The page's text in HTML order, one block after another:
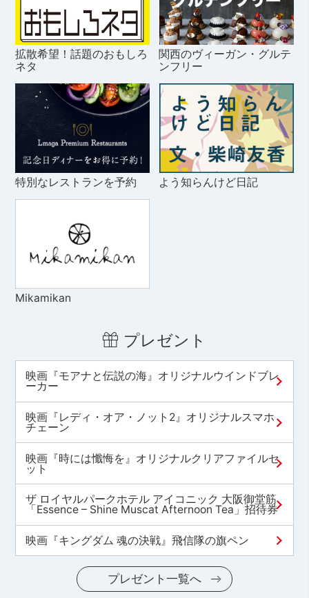
拡散希望！話題のおもしろ
ネタ
関西のヴィーガン・グルテ
ンフリー
特別なレストランを予約 よう知らんけど日記
Mikamikan
プレゼント
映画『モアナと伝説の海』オリジナルウインドブレ
ーカー
映画『レディ・オア・ノット2』オリジナルスマホ
チェーン
映画『時には懺悔を』オリジナルクリアファイルセ
ット
ザ ロイヤルパークホテル アイコニック 大阪御堂筋
「Essence – Shine Muscat Afternoon Tea」招待券
映画『キングダム 魂の決戦』飛信隊の旗ペン
プレゼント一覧へ